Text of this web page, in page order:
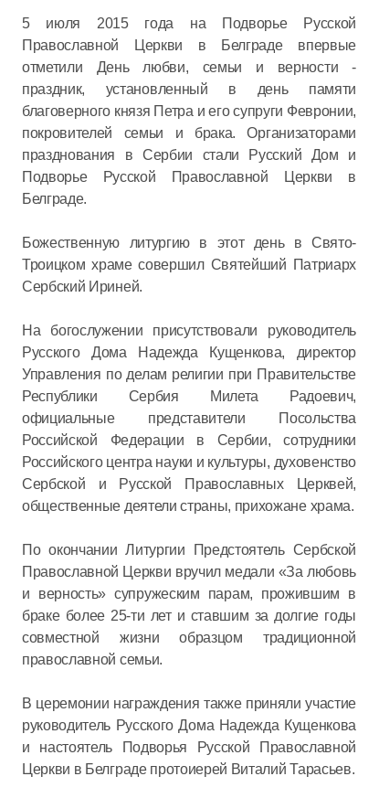
5 июля 2015 года на Подворье Русской
Православной Церкви в Белграде впервые
отметили День любви, семьи и верности -
праздник, установленный в день памяти
благоверного князя Петра и его супруги Февронии,
покровителей семьи и брака. Организаторами
празднования в Сербии стали Русский Дом и
Подворье Русской Православной Церкви в
Белграде.
Божественную литургию в этот день в Свято-
Троицком храме совершил Святейший Патриарх
Сербский Ириней.
На богослужении присутствовали руководитель
Русского Дома Надежда Кущенкова, директор
Управления по делам религии при Правительстве
Республики Сербия Милета Радоевич,
официальные представители Посольства
Российской Федерации в Сербии, сотрудники
Российского центра науки и культуры, духовенство
Сербской и Русской Православных Церквей,
общественные деятели страны, прихожане храма.
По окончании Литургии Предстоятель Сербской
Православной Церкви вручил медали «За любовь
и верность» супружеским парам, прожившим в
браке более 25-ти лет и ставшим за долгие годы
совместной жизни образцом традиционной
православной семьи.
В церемонии награждения также приняли участие
руководитель Русского Дома Надежда Кущенкова
и настоятель Подворья Русской Православной
Церкви в Белграде протоиерей Виталий Тарасьев.